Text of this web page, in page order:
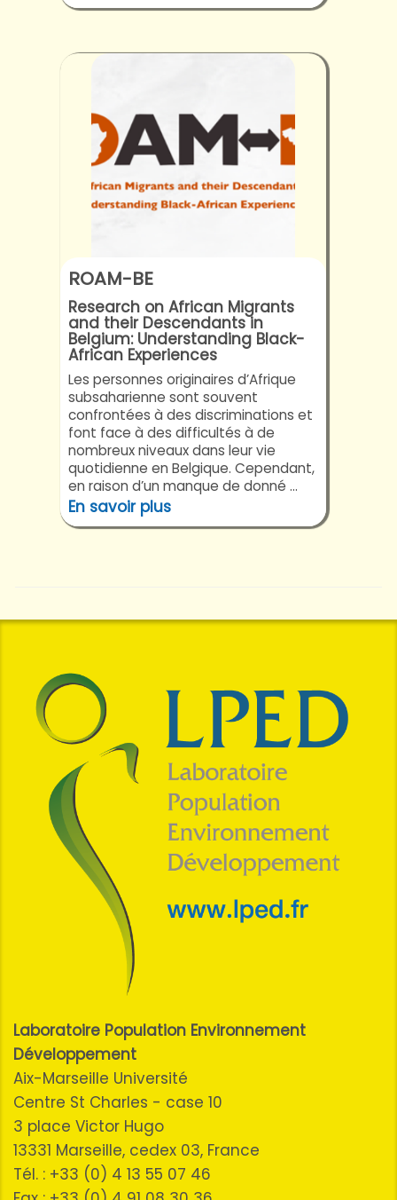
ROAM-BE
Research on African Migrants
and their Descendants in
Belgium: Understanding Black-
African Experiences
Les personnes originaires d’Afrique
subsaharienne sont souvent
confrontées à des discriminations et
font face à des difficultés à de
nombreux niveaux dans leur vie
quotidienne en Belgique. Cependant,
en raison d’un manque de donné ...
En savoir plus
Laboratoire Population Environnement
Développement
Aix-Marseille Université
Centre St Charles - case 10
3 place Victor Hugo
13331 Marseille, cedex 03, France
Tél. : +33 (0) 4 13 55 07 46